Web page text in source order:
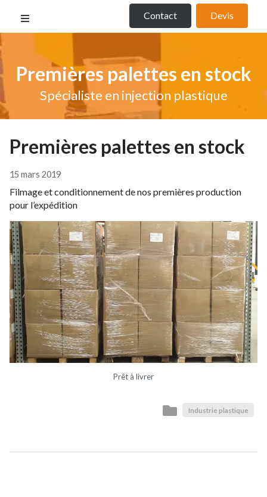
Contact Devis
Premières palettes en stock
Spécialiste en injection plastique
Premières palettes en stock
15 mars 2019
Filmage et conditionnement de nos premières production
pour l’expédition
Prêt à livrer
Industrie plastique